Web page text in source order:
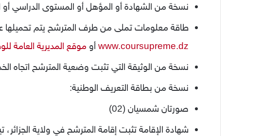
نسخة من الشهادة أو المؤهل أو المستوى الدراسي أو
طاقة معلومات تملى من طرف المترشح يتم تحميلها
www.coursupreme.dz أو موقع المديرية العامة
نسخة من الوثيقة التي تثبت وضعية المترشح اتجاه
نسخة من بطاقة التعريف الوطنية:
صورتان شمسیان (02)
شهادة الإقامة تثبت إقامة المترشح في ولاية الجزائر،